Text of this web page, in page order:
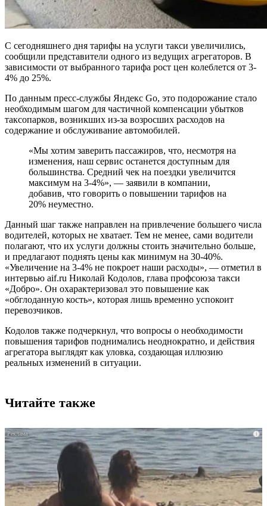
С сегодняшнего дня тарифы на услуги такси увеличились,
сообщили представители одного из ведущих агрегаторов. В
зависимости от выбранного тарифа рост цен колеблется от 3-
4% до 25%.
По данным пресс-службы Яндекс Go, это подорожание стало
необходимым шагом для частичной компенсации убытков
таксопарков, возникших из-за возросших расходов на
содержание и обслуживание автомобилей.
«Мы хотим заверить пассажиров, что, несмотря на
изменения, наш сервис останется доступным для
большинства. Средний чек на поездки увеличится
максимум на 3-4%», — заявили в компании,
добавив, что говорить о повышении тарифов на
20% неуместно.
Данный шаг также направлен на привлечение большего числа
водителей, которых не хватает. Тем не менее, сами водители
полагают, что их услуги должны стоить значительно больше,
и предлагают поднять цены как минимум на 30-40%.
«Увеличение на 3-4% не покроет наши расходы», — отметил в
интервью aif.ru Николай Кодолов, глава профсоюза такси
«Добро». Он охарактеризовал это повышение как
«обглоданную кость», которая лишь временно успокоит
перевозчиков.
Кодолов также подчеркнул, что вопросы о необходимости
повышения тарифов поднимались неоднократно, и действия
агрегатора выглядят как уловка, создающая иллюзию
реальных изменений в ситуации.
Читайте также
i